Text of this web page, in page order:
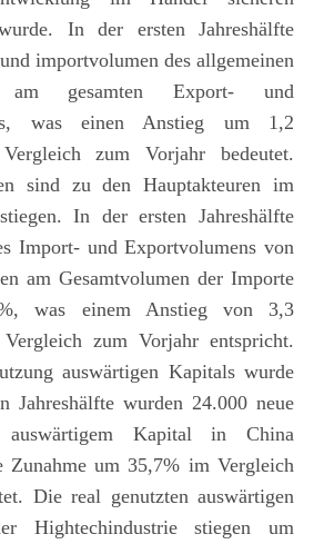
In der ersten Jahreshälfte
importvolumen des allgemeinen
am gesamten Export- und
was einen Anstieg um 1,2
zum Vorjahr bedeutet.
sind zu den Hauptakteuren im
In der ersten Jahreshälfte
Import- und Exportvolumens von
am Gesamtvolumen der Importe
was einem Anstieg von 3,3
zum Vorjahr entspricht.
auswärtigen Kapitals wurde
Jahreshälfte wurden 24.000 neue
auswärtigem Kapital in China
Zunahme um 35,7% im Vergleich
Die real genutzten auswärtigen
Hightechindustrie stiegen um